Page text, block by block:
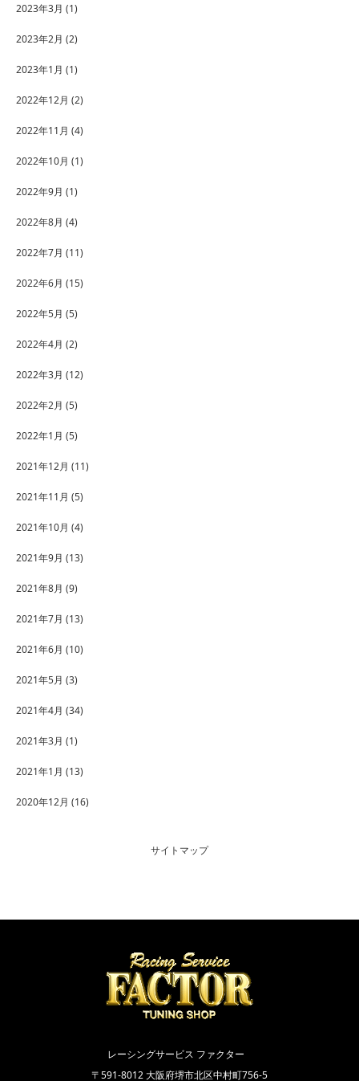
2023年3月 (1)
2023年2月 (2)
2023年1月 (1)
2022年12月 (2)
2022年11月 (4)
2022年10月 (1)
2022年9月 (1)
2022年8月 (4)
2022年7月 (11)
2022年6月 (15)
2022年5月 (5)
2022年4月 (2)
2022年3月 (12)
2022年2月 (5)
2022年1月 (5)
2021年12月 (11)
2021年11月 (5)
2021年10月 (4)
2021年9月 (13)
2021年8月 (9)
2021年7月 (13)
2021年6月 (10)
2021年5月 (3)
2021年4月 (34)
2021年3月 (1)
2021年1月 (13)
2020年12月 (16)
サイトマップ
レーシングサービス ファクター
〒591-8012 大阪府堺市北区中村町756-5